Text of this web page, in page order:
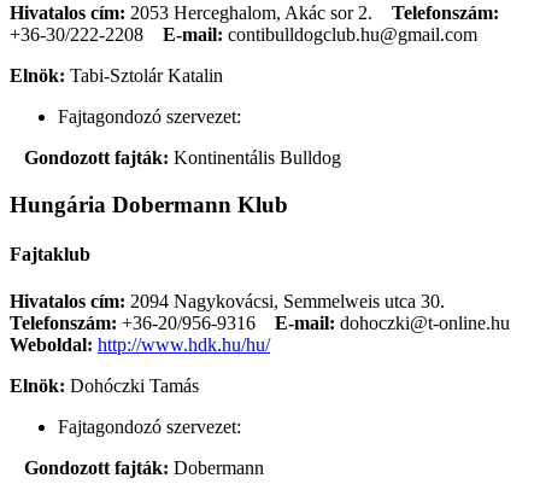
Hivatalos cím: 2053 Herceghalom, Akác sor 2. Telefonszám:
+36-30/222-2208
E-mail: contibulldogclub.hu@gmail.com
Elnök: Tabi-Sztolár Katalin
Fajtagondozó szervezet:
Gondozott fajták: Kontinentális Bulldog
Hungária Dobermann Klub
Fajtaklub
Hivatalos cím: 2094 Nagykovácsi, Semmelweis utca 30.
Telefonszám: +36-20/956-9316 E-mail: dohoczki@t-online.hu
Weboldal: http://www.hdk.hu/hu/
Elnök: Dohóczki Tamás
Fajtagondozó szervezet:
Gondozott fajták: Dobermann